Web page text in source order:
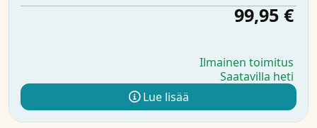
99,95 €
Ilmainen toimitus
Saatavilla heti
Lue lisää